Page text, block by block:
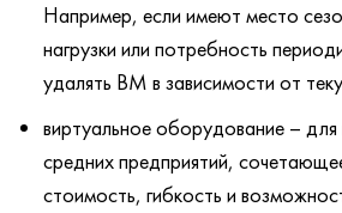
Например, если имеют место
нагрузки или потребность
удалять ВМ в зависимости от
виртуальное оборудование –
средних предприятий,
стоимость, гибкость и